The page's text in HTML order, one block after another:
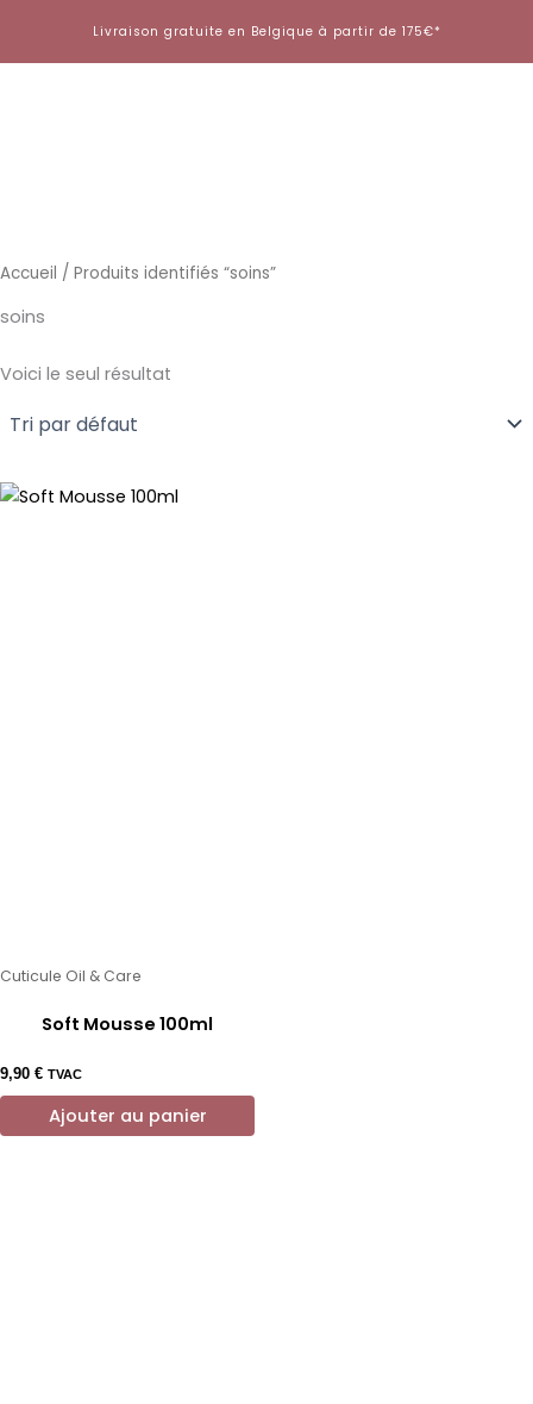
contenu
Livraison gratuite en Belgique à partir de 175€*
Accueil / Produits identifiés “soins”
soins
Voici le seul résultat
Cuticule Oil & Care
Soft Mousse 100ml
9,90 € TVAC
Ajouter au panier